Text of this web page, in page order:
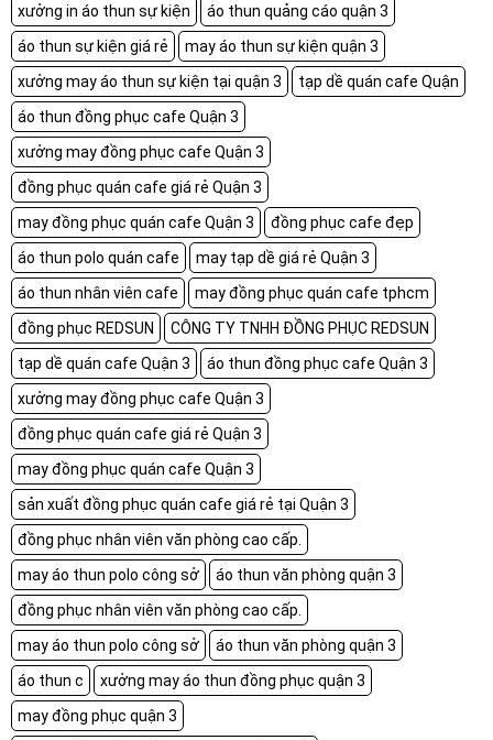
xưởng in áo thun sự kiện
áo thun quảng cáo quận 3
áo thun sự kiện giá rẻ
may áo thun sự kiện quận 3
xưởng may áo thun sự kiện tại quận 3
tạp dề quán cafe Quận
áo thun đồng phục cafe Quận 3
xưởng may đồng phục cafe Quận 3
đồng phục quán cafe giá rẻ Quận 3
may đồng phục quán cafe Quận 3
đồng phục cafe đẹp
áo thun polo quán cafe
may tạp dề giá rẻ Quận 3
áo thun nhân viên cafe
may đồng phục quán cafe tphcm
đồng phục REDSUN
CÔNG TY TNHH ĐỒNG PHỤC REDSUN
tạp dề quán cafe Quận 3
áo thun đồng phục cafe Quận 3
xưởng may đồng phục cafe Quận 3
đồng phục quán cafe giá rẻ Quận 3
may đồng phục quán cafe Quận 3
sản xuất đồng phục quán cafe giá rẻ tại Quận 3
đồng phục nhân viên văn phòng cao cấp.
may áo thun polo công sở
áo thun văn phòng quận 3
đồng phục nhân viên văn phòng cao cấp.
may áo thun polo công sở
áo thun văn phòng quận 3
áo thun c
xưởng may áo thun đồng phục quận 3
may đồng phục quận 3